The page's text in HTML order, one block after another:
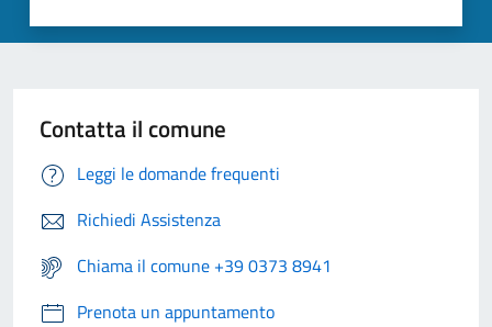
Contatta il comune
Leggi le domande frequenti
Richiedi Assistenza
Chiama il comune +39 0373 8941
Prenota un appuntamento